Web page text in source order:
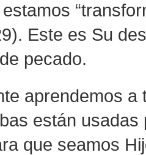
Este es Su
pecado.
aprendemos
están
que seamos